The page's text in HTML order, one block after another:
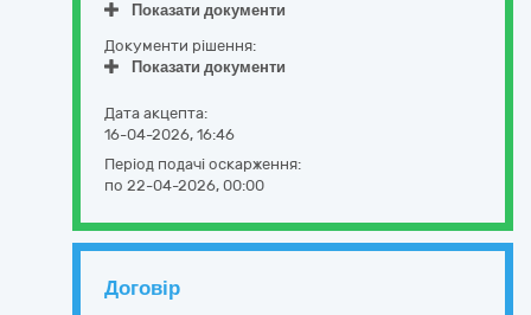
Показати документи
Документи рішення:
Показати документи
Дата акцепта:
16-04-2026, 16:46
Період подачі оскарження:
по 22-04-2026, 00:00
Договір